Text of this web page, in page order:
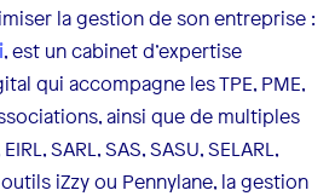
la gestion de son entreprise :
, est un cabinet d’expertise
qui accompagne les TPE, PME,
ainsi que de multiples
SARL, SAS, SASU, SELARL,
outils iZzy ou Pennylane, la gestion